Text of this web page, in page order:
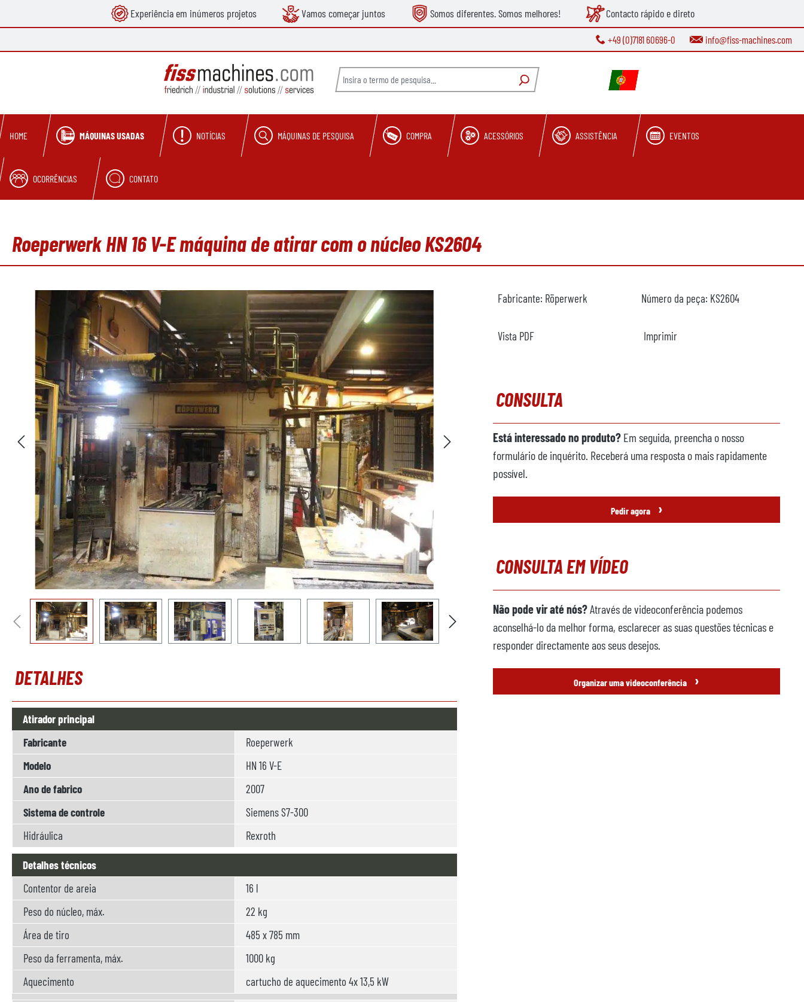
Saltar para a navegação principalExperiência em inúmeros projetos Vamos começar juntos Somos diferentes. Somos melhores! Contacto rápido e direto
+49 (0)7181 60696-0 info@fiss-machines.com
HOME MÁQUINAS USADAS NOTÍCIAS MÁQUINAS DE PESQUISA COMPRA ACESSÓRIOS ASSISTÊNCIA EVENTOS
OCORRÊNCIAS CONTATO
Roeperwerk HN 16 V-E máquina de atirar com o núcleo KS2604
Ignorar galeria de imagens
DETALHES
Atirador principal
Fabricante
Roeperwerk
Modelo
HN 16 V-E
Ano de fabrico
2007
Sistema de controle
Siemens S7-300
Hidráulica
Rexroth
Detalhes técnicos
Contentor de areia
16 l
Peso do núcleo, máx.
22 kg
Área de tiro
485 x 785 mm
Peso da ferramenta, máx.
1000 kg
Aquecimento
cartucho de aquecimento 4x 13,5 kW
Fabricante: Röperwerk Número da peça: KS2604
Vista PDF Imprimir
CONSULTA
Está interessado no produto? Em seguida, preencha o nosso
formulário de inquérito. Receberá uma resposta o mais rapidamente
possível.
Pedir agora ›
CONSULTA EM VÍDEO
Não pode vir até nós?Através de videoconferência podemos
aconselhá-lo da melhor forma, esclarecer as suas questões técnicas e
responder directamente aos seus desejos.
Organizar uma videoconferência ›